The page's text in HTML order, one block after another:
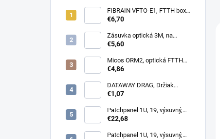
FIBRAIN VFTO-E1, FTTH box,
1x adaptér SC/APC, 1x pigtail
€6,70
Zásuvka optická 3M, na
omítku hybridní, 8686,
€5,60
Micos ORM2, optická FTTH
zásuvka, 2x SC simplex
€4,86
DATAWAY DRAG, Držiak
kotvy, na stĺp, kovový
€1,07
Patchpanel 1U, 19, výsuvný,
12x SC simplex, biely (1x
€22,68
Patchpanel 1U, 19, výsuvný,